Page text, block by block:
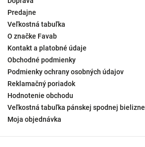
Predajne
Veľkostná tabuľka
O značke Favab
Kontakt a platobné údaje
Obchodné podmienky
Podmienky ochrany osobných údajov
Reklamačný poriadok
Hodnotenie obchodu
Veľkostná tabuľka pánskej spodnej bielizne
Moja objednávka